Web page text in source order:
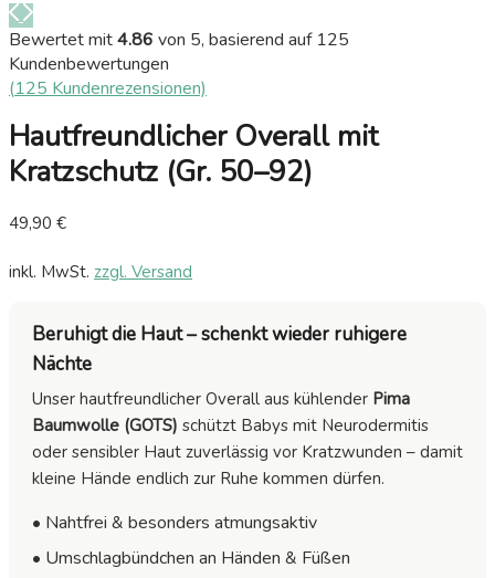
Bewertet mit4.86 von 5, basierend auf 125
Kundenbewertungen
(125 Kundenrezensionen)
Hautfreundlicher Overall mit
Kratzschutz (Gr. 50–92)
49,90 €
inkl. MwSt. zzgl. Versand
Beruhigt die Haut – schenkt wieder ruhigere
Nächte
Unser hautfreundlicher Overall aus kühlender Pima
Baumwolle (GOTS) schützt Babys mit Neurodermitis
oder sensibler Haut zuverlässig vor Kratzwunden – damit
kleine Hände endlich zur Ruhe kommen dürfen.
• Nahtfrei & besonders atmungsaktiv
• Umschlagbündchen an Händen & Füßen